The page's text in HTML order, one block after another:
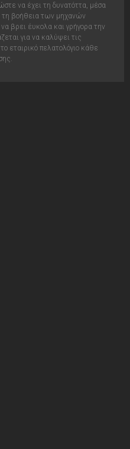
να έχει τη δυνατόττα, μέσα
τη βοήθεια των μηχανών
βρει έυκολα και γρήγορα την
για να καλύψει τις
εταιρικό πελατολόγιο κάθε